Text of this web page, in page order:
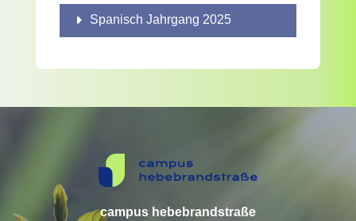
Spanisch Jahrgang 2025
campus hebebrandstraße